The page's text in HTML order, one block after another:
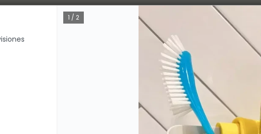
1 / 2
Bajamos los tiempos de despacho 🚀
CÓMO COMPRAR